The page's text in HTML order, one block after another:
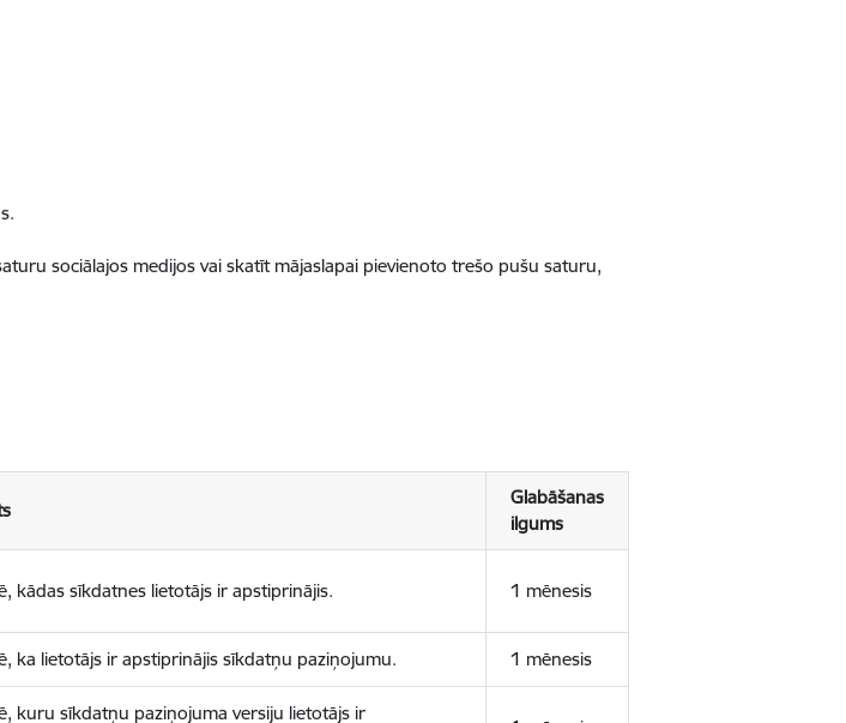
sociālajos medijos vai skatīt mājaslapai pievienoto trešo pušu saturu,
Glabāšanas
ilgums
kādas sīkdatnes lietotājs ir apstiprinājis. 1 mēnesis
ka lietotājs ir apstiprinājis sīkdatņu paziņojumu. 1 mēnesis
kuru sīkdatņu paziņojuma versiju lietotājs ir